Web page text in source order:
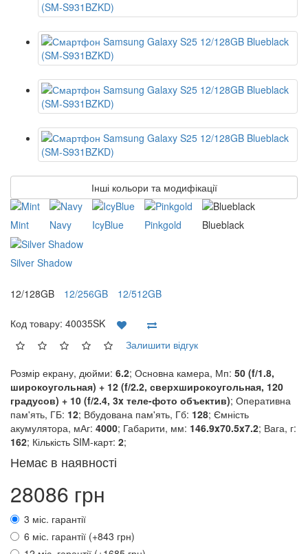
Інші кольори та модифікації
Mint Navy IcyBlue Pinkgold Blueblack
Silver Shadow
12/128GB 12/256GB 12/512GB
Код товару: 40035SK
Залишити відгук
Розмір екрану, дюйми: 6.2; Основна камера, Мп: 50 (f/1.8,
широкоугольная) + 12 (f/2.2, сверхширокоугольная, 120
градусов) + 10 (f/2.4, 3x теле-фото объектив); Оперативна
пам'ять, ГБ: 12; Вбудована пам'ять, Гб: 128; Ємність
акумулятора, мАг: 4000; Габарити, мм: 146.9x70.5x7.2; Вага, г:
162; Кількість SIM-карт: 2;
Немає в наявності
28086 грн
3 міс. гарантії
6 міс. гарантії (+843 грн)